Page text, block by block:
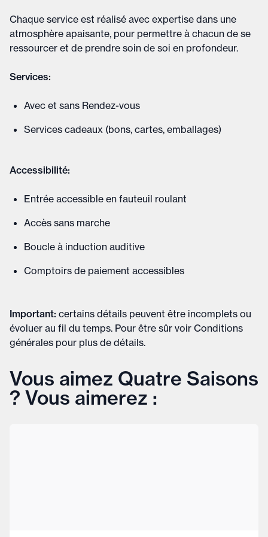
Chaque service est réalisé avec expertise dans une
atmosphère apaisante, pour permettre à chacun de se
ressourcer et de prendre soin de soi en profondeur.
Services:
Avec et sans Rendez-vous
Services cadeaux (bons, cartes, emballages)
Accessibilité:
Entrée accessible en fauteuil roulant
Accès sans marche
Boucle à induction auditive
Comptoirs de paiement accessibles
Important: certains détails peuvent être incomplets ou
évoluer au fil du temps. Pour être sûr voir Conditions
générales pour plus de détails.
Vous aimez Quatre Saisons
? Vous aimerez :